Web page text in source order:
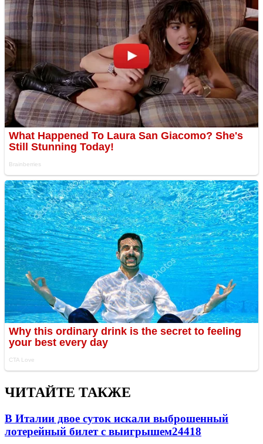
ЧИТАЙТЕ ТАКЖЕ
В Италии двое суток искали выброшенный
лотерейный билет с выигрышем24418